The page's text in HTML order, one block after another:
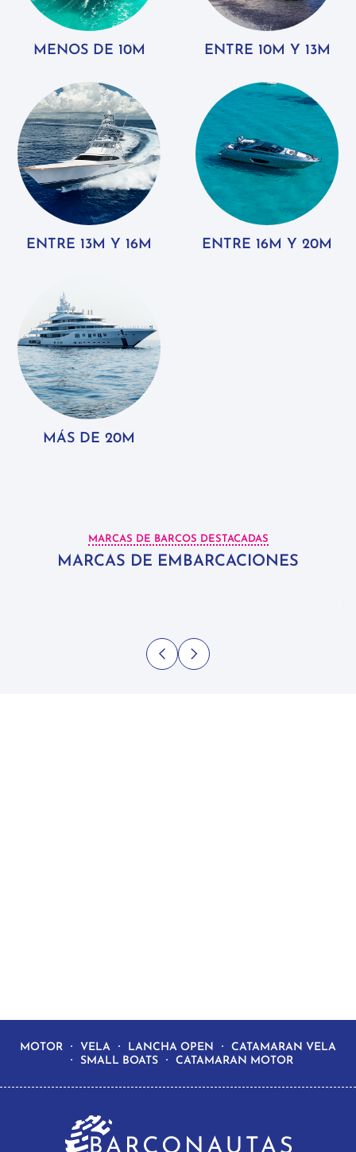
MENOS DE 10M ENTRE 10M Y 13M
ENTRE 13M Y 16M ENTRE 16M Y 20M
MÁS DE 20M
MARCAS DE BARCOS DESTACADAS
MARCAS DE EMBARCACIONES
MOTOR VELA LANCHA OPEN
CATAMARAN VELA
SMALL BOATS
CATAMARAN MOTOR